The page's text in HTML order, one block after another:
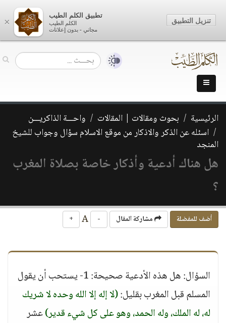
الرئيسية بحوث ومقالات | المقالات
واحـــة الذاكريـــن
اسئله عن الذكر والاذكار من موقع الاسلام سؤال وجواب للشيخ
المنجد
هل هناك أدعية وأذكار خاصة بصلاة المغرب
؟
أضف للمفضلة مشاركة المقال -
+
السؤال: هل هذه الأدعية صحيحة: 1- يستحب أن يقول
المسلم قبل المغرب بقليل:(لا إله إلا الله وحده لا شريك
له، له الملك، وله الحمد، وهو على كل شيء قدير)عشر
×
تطبيق الكلم الطيب
الكلم الطيب
مجاني - بدون إعلانات
تنزيل التطبيق